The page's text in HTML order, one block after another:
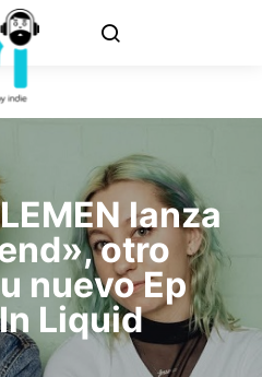
lanza
otro
nuevo Ep
Liquid